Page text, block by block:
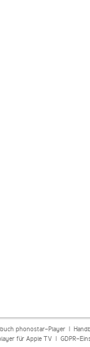
phonostar-Player|
für Apple TV| GDPR-